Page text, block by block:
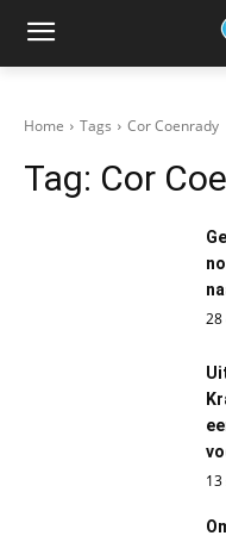
Home Tags Cor Coenrady
Tag: Cor
28